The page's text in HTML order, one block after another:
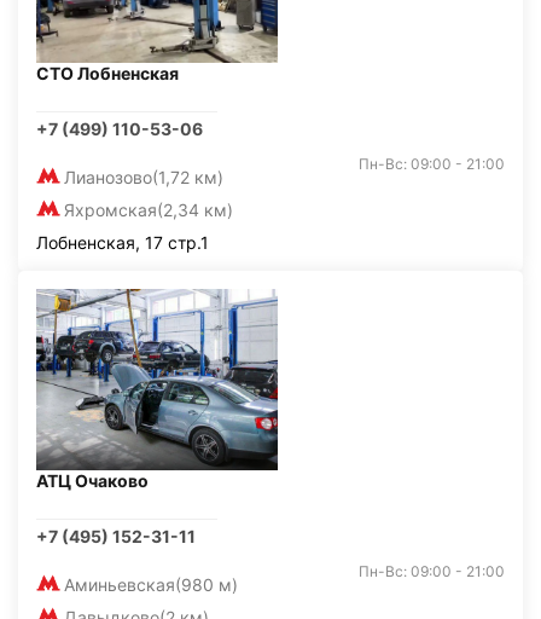
СТО Лобненская
+7 (499) 110-53-06
Лианозово(1,72 км)
Яхромская(2,34 км)
Пн-Вс: 09:00 - 21:00
Лобненская, 17 стр.1
АТЦ Очаково
+7 (495) 152-31-11
Аминьевская(980 м)
Пн-Вс: 09:00 - 21:00